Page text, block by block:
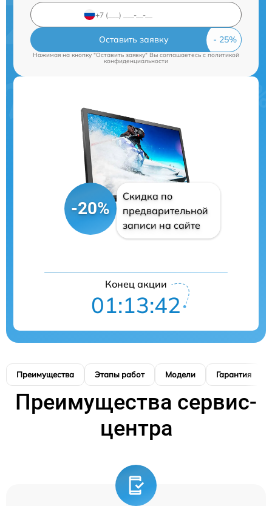
Оставить заявку
Нажимая на кнопку "Оставить заявку" Вы соглашаетесь c политикой
конфиденциальности
-20%
Скидка по
предварительной
записи на сайте
Конец акции
01:13:40
Преимущества Этапы работ Модели Гарантия
Преимущества сервис-
центра